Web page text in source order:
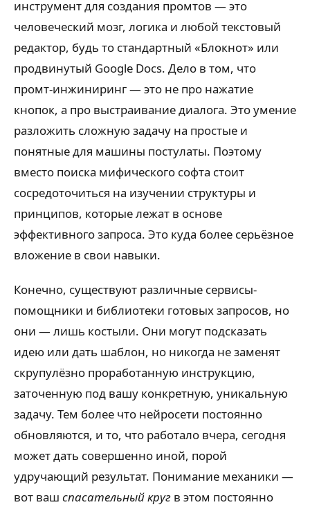
инструмент для создания промтов — это
человеческий мозг, логика и любой текстовый
редактор, будь то стандартный «Блокнот» или
продвинутый Google Docs. Дело в том, что
промт-инжиниринг — это не про нажатие
кнопок, а про выстраивание диалога. Это умение
разложить сложную задачу на простые и
понятные для машины постулаты. Поэтому
вместо поиска мифического софта стоит
сосредоточиться на изучении структуры и
принципов, которые лежат в основе
эффективного запроса. Это куда более серьёзное
вложение в свои навыки.
Конечно, существуют различные сервисы-
помощники и библиотеки готовых запросов, но
они — лишь костыли. Они могут подсказать
идею или дать шаблон, но никогда не заменят
скрупулёзно проработанную инструкцию,
заточенную под вашу конкретную, уникальную
задачу. Тем более что нейросети постоянно
обновляются, и то, что работало вчера, сегодня
может дать совершенно иной, порой
удручающий результат. Понимание механики —
вот ваш спасательный круг в этом постоянно